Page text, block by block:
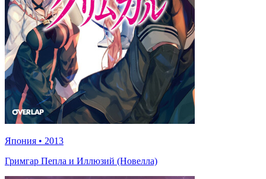
Япония • 2013
Гримгар Пепла и Иллюзий (Новелла)